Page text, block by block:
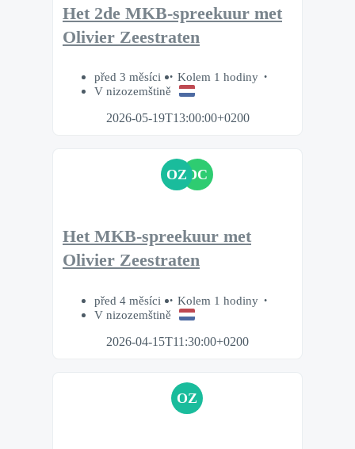
Het 2de MKB-spreekuur met
Olivier Zeestraten
před 3 měsíci
Kolem 1 hodiny
V nizozemštině
2026-05-19T13:00:00+0200
OZ DC
Het MKB-spreekuur met
Olivier Zeestraten
před 4 měsíci
Kolem 1 hodiny
V nizozemštině
2026-04-15T11:30:00+0200
OZ